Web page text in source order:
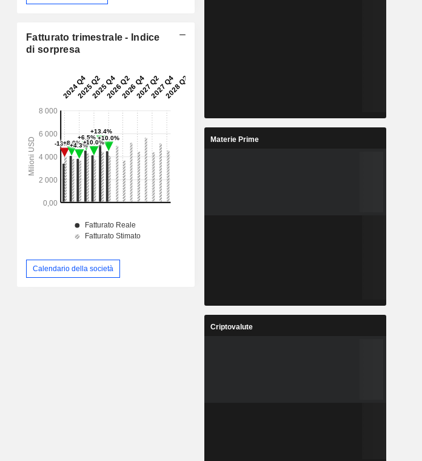
Fatturato trimestrale - Indice
di sorpresa
Calendario della società
Materie Prime
Criptovalute